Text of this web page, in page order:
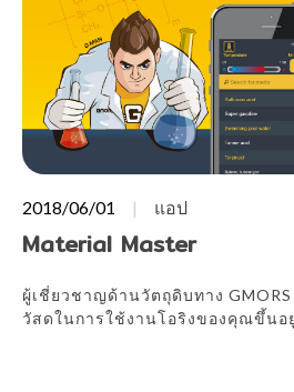
2018/06/01 แอป
Material Master
ผู้เชี่ยวชาญด้านวัตถุดิบทาง
วัสดในการใช้งานโอริงของคุณขึ้น